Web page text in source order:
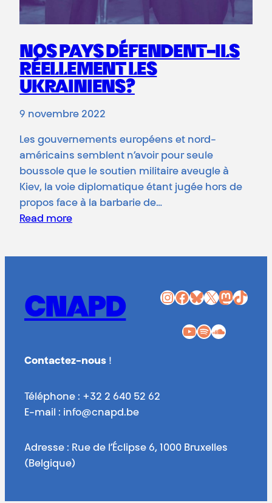
NOS PAYS DÉFENDENT-ILS
RÉELLEMENT LES
UKRAINIENS?
9 novembre 2022
Les gouvernements européens et nord-
américains semblent n’avoir pour seule
boussole que le soutien militaire aveugle à
Kiev, la voie diplomatique étant jugée hors de
propos face à la barbarie de…
Read more
CNAPD InstagramFacebook Bluesky X Mastodon TikTok
YouTube Spotify SoundCloud
Contactez-nous !
Téléphone : +32 2 640 52 62
E-mail : info@cnapd.be
Adresse : Rue de l’Éclipse 6, 1000 Bruxelles
(Belgique)